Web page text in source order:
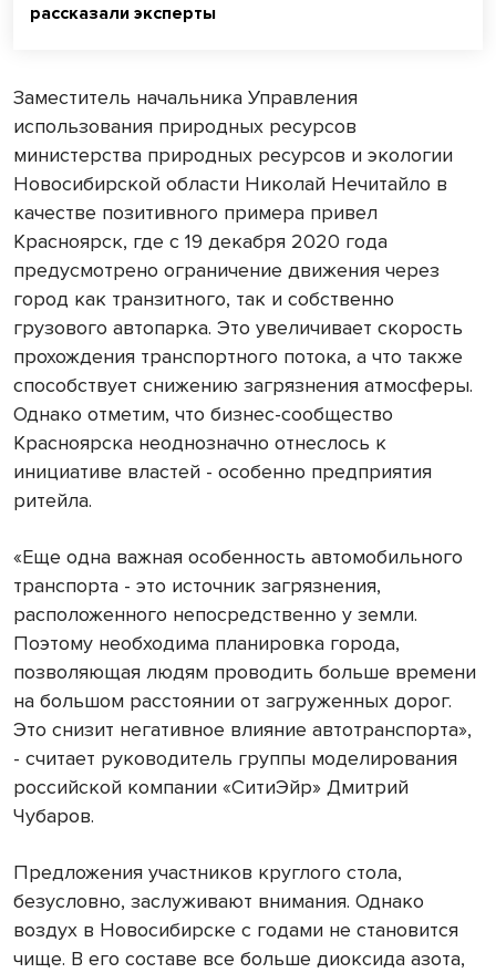
рассказали эксперты
Заместитель начальника Управления
использования природных ресурсов
министерства природных ресурсов и экологии
Новосибирской области Николай Нечитайло в
качестве позитивного примера привел
Красноярск, где с 19 декабря 2020 года
предусмотрено ограничение движения через
город как транзитного, так и собственно
грузового автопарка. Это увеличивает скорость
прохождения транспортного потока, а что также
способствует снижению загрязнения атмосферы.
Однако отметим, что бизнес-сообщество
Красноярска неоднозначно отнеслось к
инициативе властей - особенно предприятия
ритейла.
«Еще одна важная особенность автомобильного
транспорта - это источник загрязнения,
расположенного непосредственно у земли.
Поэтому необходима планировка города,
позволяющая людям проводить больше времени
на большом расстоянии от загруженных дорог.
Это снизит негативное влияние автотранспорта»,
- считает руководитель группы моделирования
российской компании «СитиЭйр» Дмитрий
Чубаров.
Предложения участников круглого стола,
безусловно, заслуживают внимания. Однако
воздух в Новосибирске с годами не становится
чище. В его составе все больше диоксида азота,